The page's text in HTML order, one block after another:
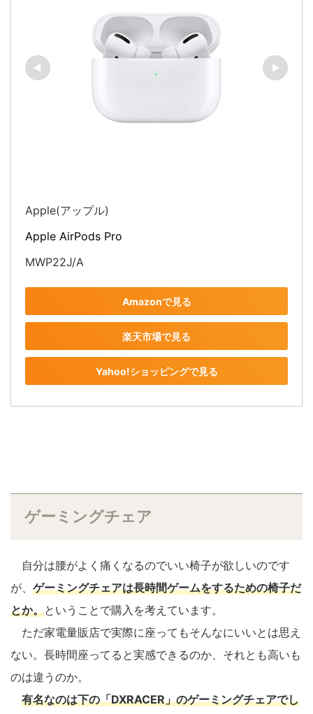
Apple(アップル)
Apple AirPods Pro
MWP22J/A
Amazonで見る
楽天市場で見る
Yahoo!ショッピングで見る
ゲーミングチェア
自分は腰がよく痛くなるのでいい椅子が欲しいのです
が、 ゲーミングチェアは長時間ゲームをするための椅子だ
とか。ということで購入を考えています。
ただ家電量販店で実際に座ってもそんなにいいとは思え
ない。長時間座ってると実感できるのか、それとも高いも
のは違うのか。
有名なのは下の「DXRACER」のゲーミングチェアでし